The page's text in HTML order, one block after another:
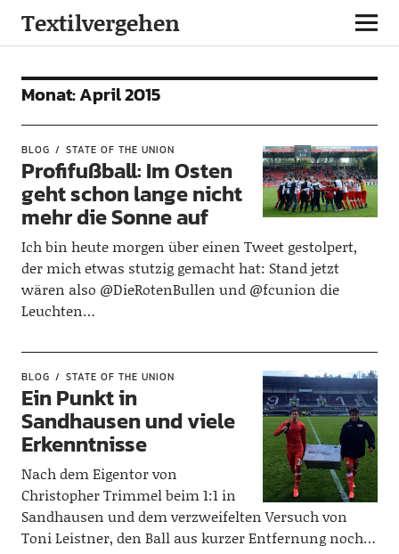
Textilvergehen
Monat:April 2015
BLOG STATE OF THE UNION
Profifußball: Im Osten
geht schon lange nicht
mehr die Sonne auf
Ich bin heute morgen über einen Tweet gestolpert,
der mich etwas stutzig gemacht hat: Stand jetzt
wären also @DieRotenBullen und @fcunion die
Leuchten…
BLOG STATE OF THE UNION
Ein Punkt in
Sandhausen und viele
Erkenntnisse
Nach dem Eigentor von
Christopher Trimmel beim 1:1 in
Sandhausen und dem verzweifelten Versuch von
Toni Leistner, den Ball aus kurzer Entfernung noch…